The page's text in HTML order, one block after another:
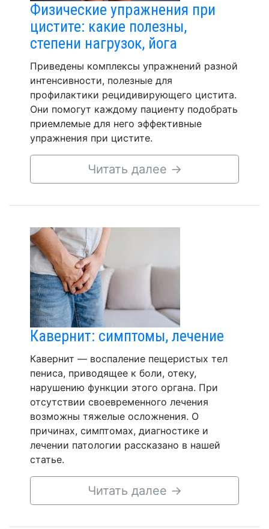
Физические упражнения при
цистите: какие полезны,
степени нагрузок, йога
Приведены комплексы упражнений разной
интенсивности, полезные для
профилактики рецидивирующего цистита.
Они помогут каждому пациенту подобрать
приемлемые для него эффективные
упражнения при цистите.
Читать далее →
Кавернит: симптомы, лечение
Кавернит — воспаление пещеристых тел
пениса, приводящее к боли, отеку,
нарушению функции этого органа. При
отсутствии своевременного лечения
возможны тяжелые осложнения. О
причинах, симптомах, диагностике и
лечении патологии рассказано в нашей
статье.
Читать далее →